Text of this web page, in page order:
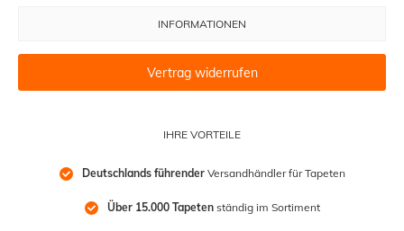
IHRE VORTEILE
Deutschlands führender Versandhändler für Tapeten
Über 15.000 Tapeten ständig im Sortiment
INFORMATIONEN
Vertrag widerrufen